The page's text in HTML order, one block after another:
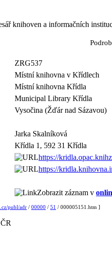
knihoven a informačních
ZRG537
Místní knihovna v Křídlech
Místní knihovna Křídla
Municipal Library Křídla
Vysočina (Žďár nad Sázavou)
Jarka Skalníková
Křídla 1, 592 31 Křídla
https://
https://
Zobrazit záznam v
publ/adr / 00000 / 51 / 000005151.htm ]